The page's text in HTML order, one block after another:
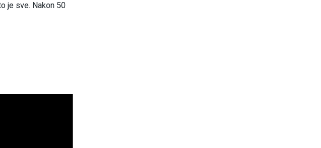
je sve. Nakon 50